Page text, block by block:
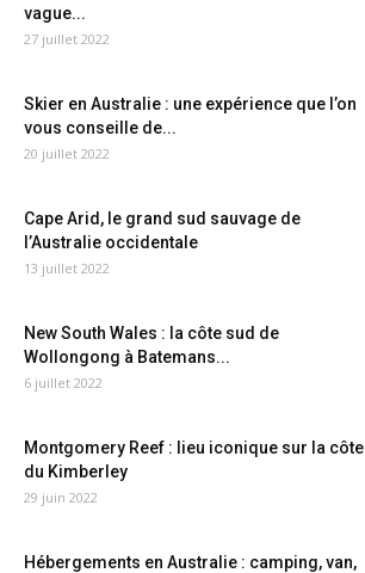
vague...
27 juillet 2022
Skier en Australie : une expérience que l’on
vous conseille de...
20 juillet 2022
Cape Arid, le grand sud sauvage de
l’Australie occidentale
13 juillet 2022
New South Wales : la côte sud de
Wollongong à Batemans...
6 juillet 2022
Montgomery Reef : lieu iconique sur la côte
du Kimberley
29 juin 2022
Hébergements en Australie : camping, van,